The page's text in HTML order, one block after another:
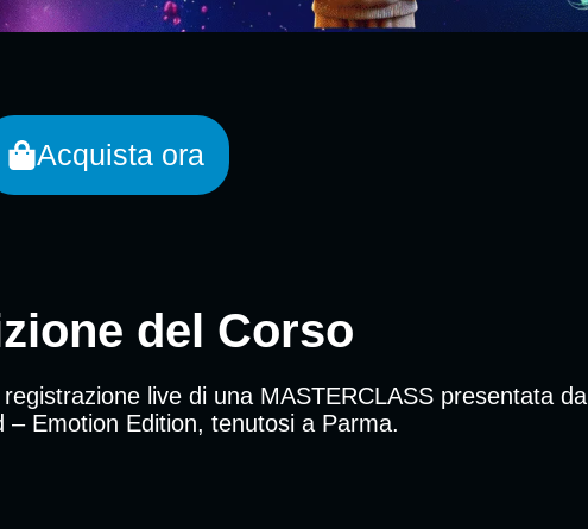
Acquista ora
del Corso
live di una MASTERCLASS presentata dal
– Emotion Edition, tenutosi a Parma.